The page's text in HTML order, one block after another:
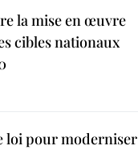
la mise en œuvre
cibles nationaux
loi pour moderniser